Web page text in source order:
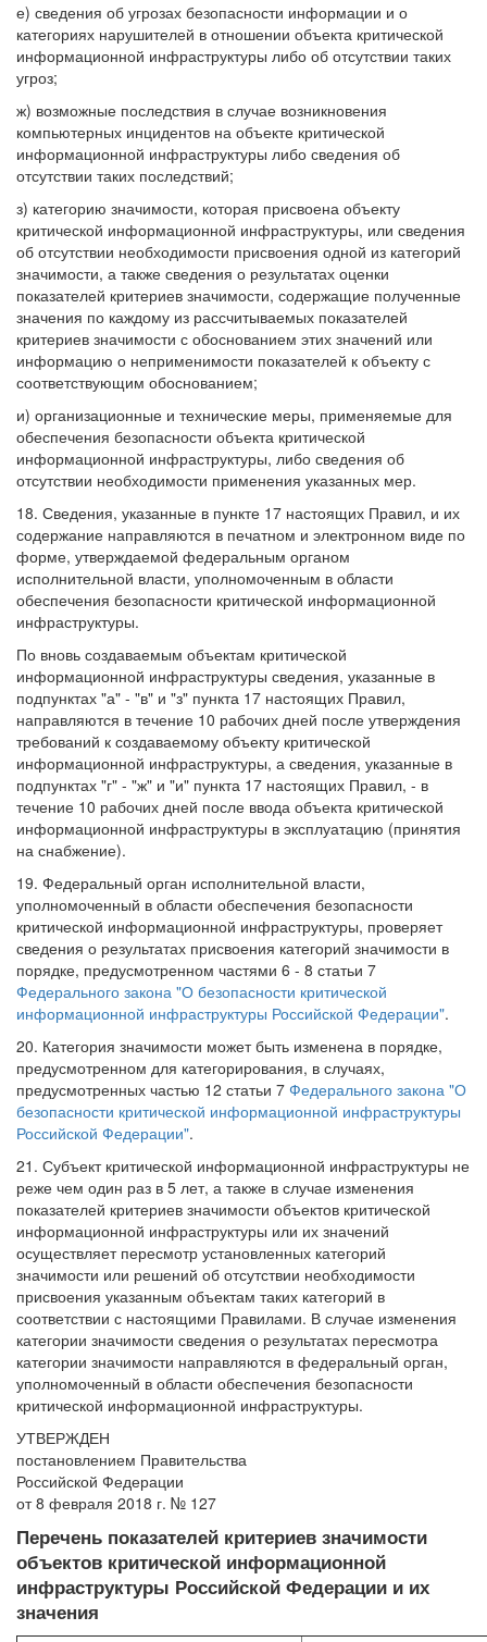
е) сведения об угрозах безопасности информации и о
категориях нарушителей в отношении объекта критической
информационной инфраструктуры либо об отсутствии таких
угроз;
ж) возможные последствия в случае возникновения
компьютерных инцидентов на объекте критической
информационной инфраструктуры либо сведения об
отсутствии таких последствий;
з) категорию значимости, которая присвоена объекту
критической информационной инфраструктуры, или сведения
об отсутствии необходимости присвоения одной из категорий
значимости, а также сведения о результатах оценки
показателей критериев значимости, содержащие полученные
значения по каждому из рассчитываемых показателей
критериев значимости с обоснованием этих значений или
информацию о неприменимости показателей к объекту с
соответствующим обоснованием;
и) организационные и технические меры, применяемые для
обеспечения безопасности объекта критической
информационной инфраструктуры, либо сведения об
отсутствии необходимости применения указанных мер.
18. Сведения, указанные в пункте 17 настоящих Правил, и их
содержание направляются в печатном и электронном виде по
форме, утверждаемой федеральным органом
исполнительной власти, уполномоченным в области
обеспечения безопасности критической информационной
инфраструктуры.
По вновь создаваемым объектам критической
информационной инфраструктуры сведения, указанные в
подпунктах "а" - "в" и "з" пункта 17 настоящих Правил,
направляются в течение 10 рабочих дней после утверждения
требований к создаваемому объекту критической
информационной инфраструктуры, а сведения, указанные в
подпунктах "г" - "ж" и "и" пункта 17 настоящих Правил, - в
течение 10 рабочих дней после ввода объекта критической
информационной инфраструктуры в эксплуатацию (принятия
на снабжение).
19. Федеральный орган исполнительной власти,
уполномоченный в области обеспечения безопасности
критической информационной инфраструктуры, проверяет
сведения о результатах присвоения категорий значимости в
порядке, предусмотренном частями 6 - 8 статьи 7
Федерального закона "О безопасности критической
информационной инфраструктуры Российской Федерации".
20. Категория значимости может быть изменена в порядке,
предусмотренном для категорирования, в случаях,
предусмотренных частью 12 статьи 7 Федерального закона "О
безопасности критической информационной инфраструктуры
Российской Федерации".
21. Субъект критической информационной инфраструктуры не
реже чем один раз в 5 лет, а также в случае изменения
показателей критериев значимости объектов критической
информационной инфраструктуры или их значений
осуществляет пересмотр установленных категорий
значимости или решений об отсутствии необходимости
присвоения указанным объектам таких категорий в
соответствии с настоящими Правилами. В случае изменения
категории значимости сведения о результатах пересмотра
категории значимости направляются в федеральный орган,
уполномоченный в области обеспечения безопасности
критической информационной инфраструктуры.
УТВЕРЖДЕН
постановлением Правительства
Российской Федерации
от 8 февраля 2018 г. № 127
Перечень показателей критериев значимости
объектов критической информационной
инфраструктуры Российской Федерации и их
значения